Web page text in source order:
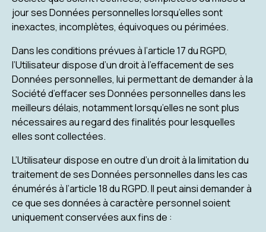
jour ses Données personnelles lorsqu’elles sont
inexactes, incomplètes, équivoques ou périmées.
Dans les conditions prévues à l’article 17 du RGPD,
l’Utilisateur dispose d’un droit à l’effacement de ses
Données personnelles, lui permettant de demander à la
Société d’effacer ses Données personnelles dans les
meilleurs délais, notamment lorsqu’elles ne sont plus
nécessaires au regard des finalités pour lesquelles
elles sont collectées.
L’Utilisateur dispose en outre d’un droit à la limitation du
traitement de ses Données personnelles dans les cas
énumérés à l’article 18 du RGPD. Il peut ainsi demander à
ce que ses données à caractère personnel soient
uniquement conservées aux fins de :